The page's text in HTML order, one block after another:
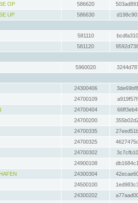
OP
586620
UP
586630
581110
581120
5960020
24300406
24700109
24700404
24700200
24700335
24700325
24700302
24900108
24300304
24500100
24300202